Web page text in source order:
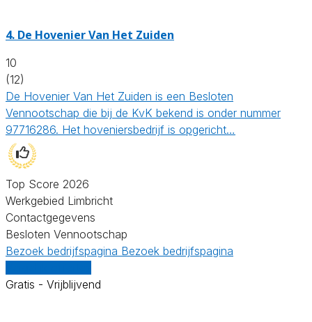
4. De Hovenier Van Het Zuiden
10
(12)
De Hovenier Van Het Zuiden is een Besloten
Vennootschap die bij de KvK bekend is onder nummer
97716286. Het hoveniersbedrijf is opgericht…
Top Score 2026
Werkgebied Limbricht
Contactgegevens
Besloten Vennootschap
Bezoek bedrijfspagina Bezoek bedrijfspagina
Gratis - Vrijblijvend